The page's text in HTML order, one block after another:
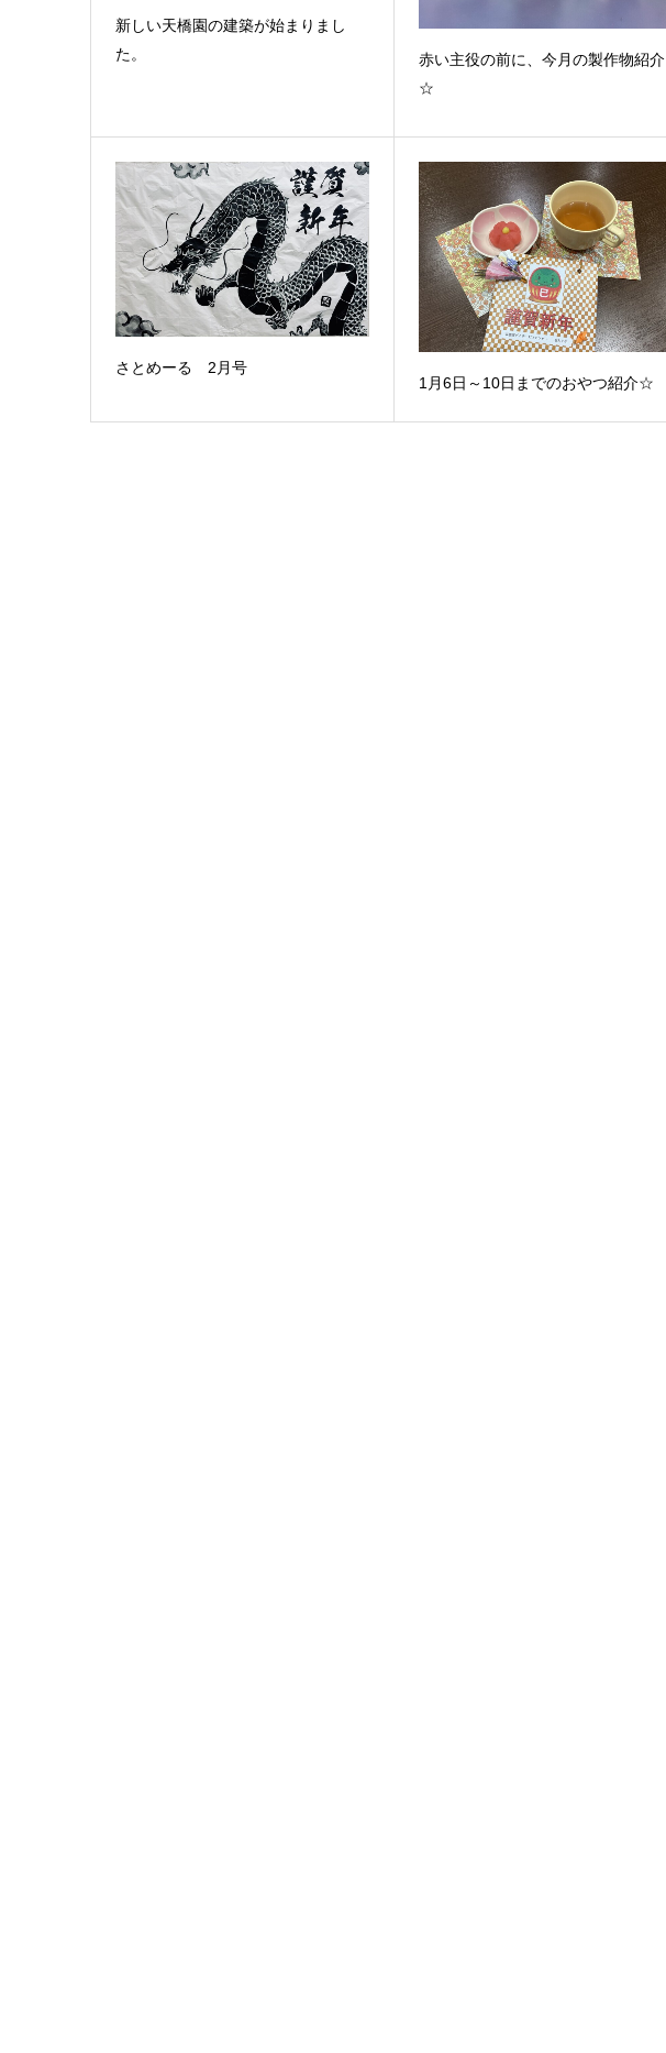
新しい天橋園の建築が始まりまし
た。
赤い主役の前に、今月の製作物紹介
☆
さとめーる 2月号
1月6日～10日までのおやつ紹介☆